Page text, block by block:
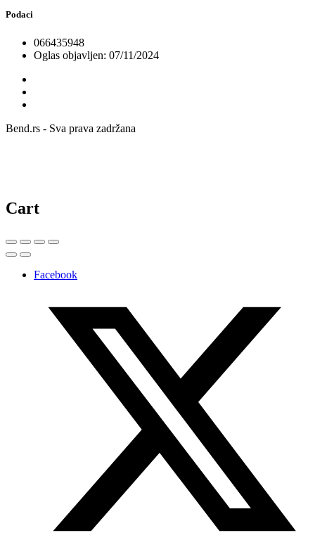
Podaci
066435948
Oglas objavljen: 07/11/2024
Bend.rs - Sva prava zadržana
Cart
Facebook